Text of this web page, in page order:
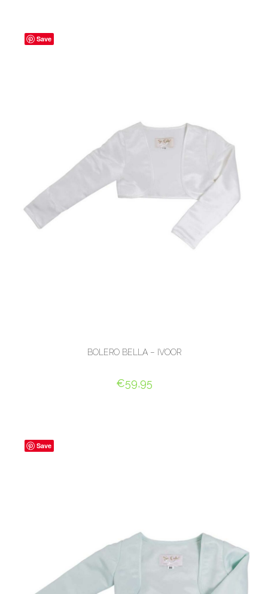
Save
BOLERO BELLA – IVOOR
€59,95
Save